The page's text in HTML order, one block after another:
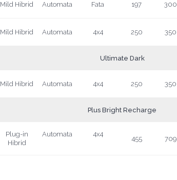
Mild Hibrid Automata Fata 197 300
Mild Hibrid Automata 4x4 250 350
Ultimate Dark
Mild Hibrid Automata 4x4 250 350
Plus Bright Recharge
Plug-in
Hibrid
Automata 4x4
455 709